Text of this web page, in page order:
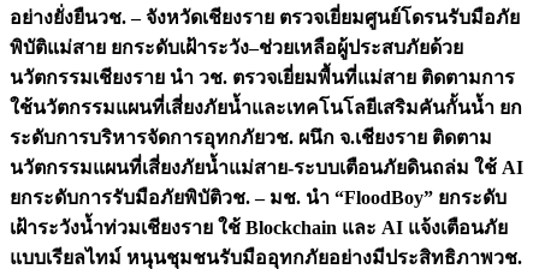
อย่างยั่งยืนวช. – จังหวัดเชียงราย ตรวจเยี่ยมศูนย์โดรนรับมือภัย
พิบัติแม่สาย ยกระดับเฝ้าระวัง–ช่วยเหลือผู้ประสบภัยด้วย
นวัตกรรมเชียงราย นำ วช. ตรวจเยี่ยมพื้นที่แม่สาย ติดตามการ
ใช้นวัตกรรมแผนที่เสี่ยงภัยน้ำและเทคโนโลยีเสริมคันกั้นน้ำ ยก
ระดับการบริหารจัดการอุทกภัยวช. ผนึก จ.เชียงราย ติดตาม
นวัตกรรมแผนที่เสี่ยงภัยน้ำแม่สาย-ระบบเตือนภัยดินถล่ม ใช้ AI
ยกระดับการรับมือภัยพิบัติวช. – มช. นำ “FloodBoy” ยกระดับ
เฝ้าระวังน้ำท่วมเชียงราย ใช้ Blockchain และ AI แจ้งเตือนภัย
แบบเรียลไทม์ หนุนชุมชนรับมืออุทกภัยอย่างมีประสิทธิภาพวช.